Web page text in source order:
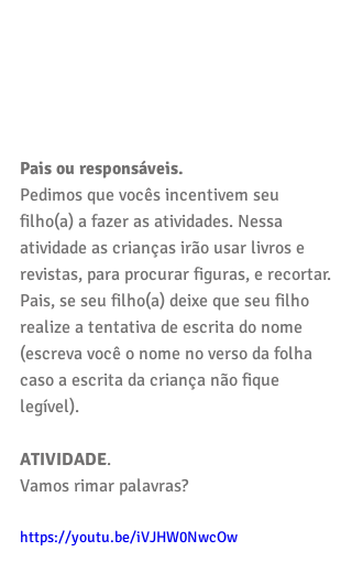
Pais ou responsáveis.
Pedimos que vocês incentivem seu
filho(a) a fazer as atividades. Nessa
atividade as crianças irão usar livros e
revistas, para procurar figuras, e recortar.
Pais, se seu filho(a) deixe que seu filho
realize a tentativa de escrita do nome
(escreva você o nome no verso da folha
caso a escrita da criança não fique
legível).
ATIVIDADE.
Vamos rimar palavras?
https://youtu.be/iVJHW0NwcOw